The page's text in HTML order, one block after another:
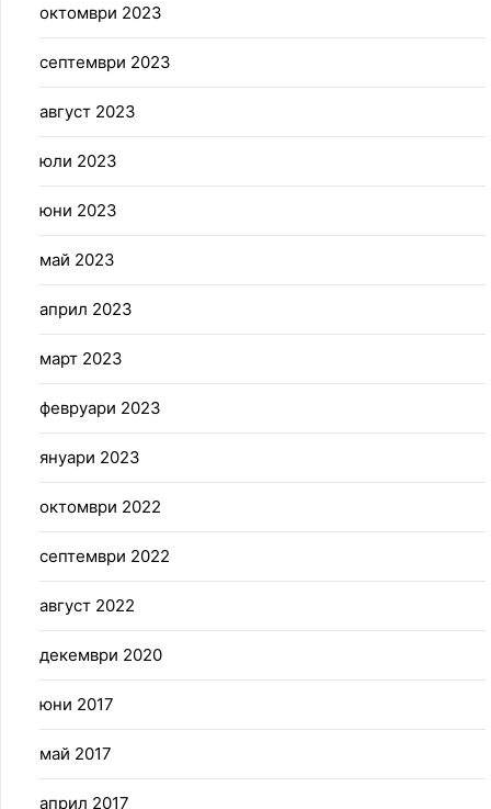
октомври 2023
септември 2023
август 2023
юли 2023
юни 2023
май 2023
април 2023
март 2023
февруари 2023
януари 2023
октомври 2022
септември 2022
август 2022
декември 2020
юни 2017
май 2017
април 2017